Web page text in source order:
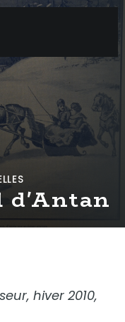
d'Antan
hiver 2010,